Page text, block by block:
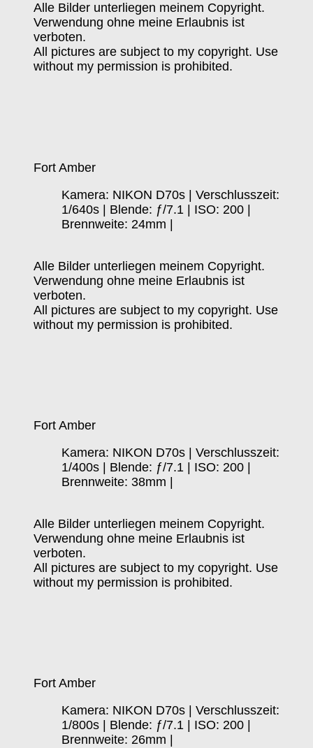
Alle Bilder unterliegen meinem Copyright.
Verwendung ohne meine Erlaubnis ist
verboten.
All pictures are subject to my copyright. Use
without my permission is prohibited.
Fort Amber
Kamera: NIKON D70s | Verschlusszeit:
1/640s | Blende: ƒ/7.1 | ISO: 200 |
Brennweite: 24mm |
Alle Bilder unterliegen meinem Copyright.
Verwendung ohne meine Erlaubnis ist
verboten.
All pictures are subject to my copyright. Use
without my permission is prohibited.
Fort Amber
Kamera: NIKON D70s | Verschlusszeit:
1/400s | Blende: ƒ/7.1 | ISO: 200 |
Brennweite: 38mm |
Alle Bilder unterliegen meinem Copyright.
Verwendung ohne meine Erlaubnis ist
verboten.
All pictures are subject to my copyright. Use
without my permission is prohibited.
Fort Amber
Kamera: NIKON D70s | Verschlusszeit:
1/800s | Blende: ƒ/7.1 | ISO: 200 |
Brennweite: 26mm |